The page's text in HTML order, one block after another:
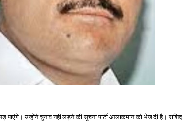
पाएंगे। उन्होंने चुनाव नहीं लड़ने की सूचना पार्टी आलाकमान को भेज दी है।